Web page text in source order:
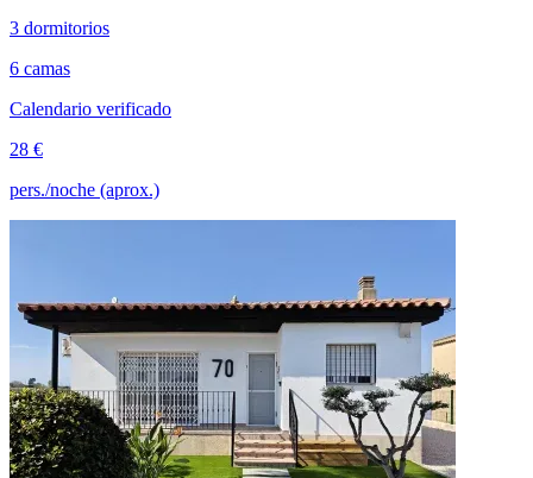
3 dormitorios
6 camas
Calendario verificado
28 €
pers./noche (aprox.)